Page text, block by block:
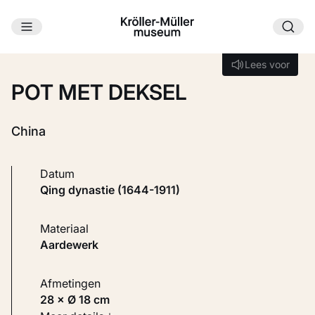
Ga naar hoofdinhoud
Lees voor
Lees voor
POT MET DEKSEL
China
Datum
Qing dynastie (1644-1911)
Materiaal
Aardewerk
Afmetingen
28 × Ø 18 cm